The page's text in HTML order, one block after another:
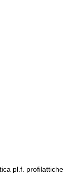
pl.f. profilattiche